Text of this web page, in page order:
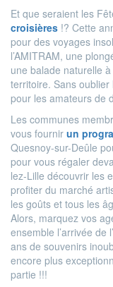
Et que seraient les
croisières !? Cette
pour des voyages
l’AMITRAM, une
une balade naturelle
territoire. Sans
pour les amateurs de
Les communes
vous fournir un
Quesnoy-sur-Deûle
pour vous régaler
lez-Lille découvrir les
profiter du marché
les goûts et tous les
Alors, marquez vos
ensemble l’arrivée de
ans de souvenirs
encore plus
partie !!!